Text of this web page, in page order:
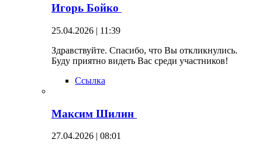
Игорь Бойко
25.04.2026 | 11:39
Здравствуйте. Спасибо, что Вы откликнулись.
Буду приятно видеть Вас среди участников!
Ссылка
Максим Шилин
27.04.2026 | 08:01